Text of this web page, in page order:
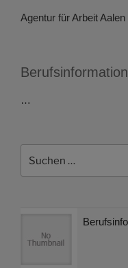
Agentur für Arbeit Aalen
…
nach: